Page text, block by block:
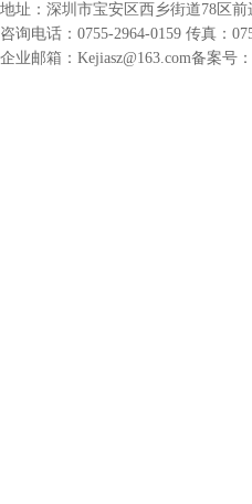
地址：深圳市宝安区西乡街道78区
咨询电话：0755-2964-0159 传真：
企业邮箱：Kejiasz@163.com备案号